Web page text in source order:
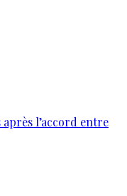
l’accord entre